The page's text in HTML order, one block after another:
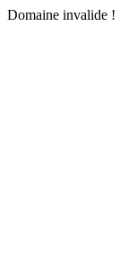
Domaine invalide !